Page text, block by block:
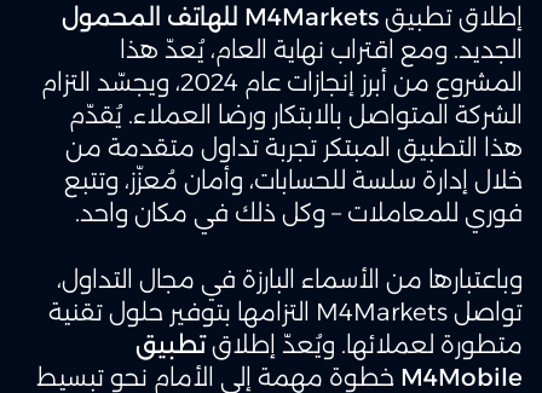
إطلاق تطبيق M4Markets للهاتف المحمول
الجديد. ومع اقتراب نهاية العام، يُعدّ هذا
المشروع من أبرز إنجازات عام 2024، ويجسّد التزام
الشركة المتواصل بالابتكار ورضا العملاء. يُقدّم
هذا التطبيق المبتكر تجربة تداول متقدمة من
خلال إدارة سلسة للحسابات، وأمان مُعزّز، وتتبع
فوري للمعاملات – وكل ذلك في مكان واحد.
وباعتبارها من الأسماء البارزة في مجال التداول،
تواصل M4Markets التزامها بتوفير حلول تقنية
متطورة لعملائها. ويُعدّ إطلاقتطبيق
M4Mobile خطوة مهمة إلى الأمام نحو تبسيط